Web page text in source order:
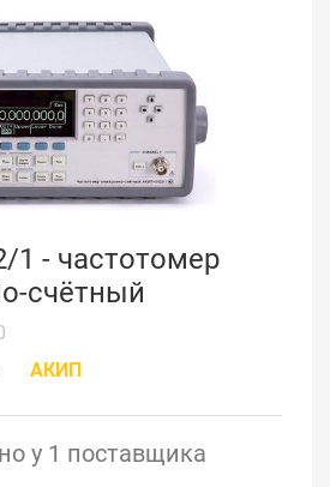
1 - частотомер
счётный
АКИП
у 1 поставщика